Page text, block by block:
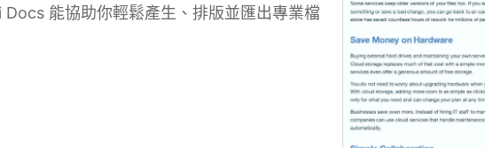
能協助你輕鬆產生、排版並匯出專業檔